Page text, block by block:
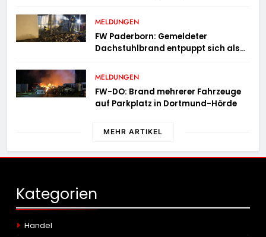
Hauptzollamt Münster zieht für 2025
Bilanz
MELDUNGEN
FW Paderborn: Gemeldeter
Dachstuhlbrand entpuppt sich als
Gymnasium
MELDUNGEN
FW-DO: Brand mehrerer Fahrzeuge
auf Parkplatz in Dortmund-Hörde
MEHR ARTIKEL
Kategorien
Handel